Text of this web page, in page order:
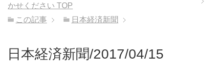
かせください TOP
この記事
日本経済新聞
日本経済新聞/2017/04/15